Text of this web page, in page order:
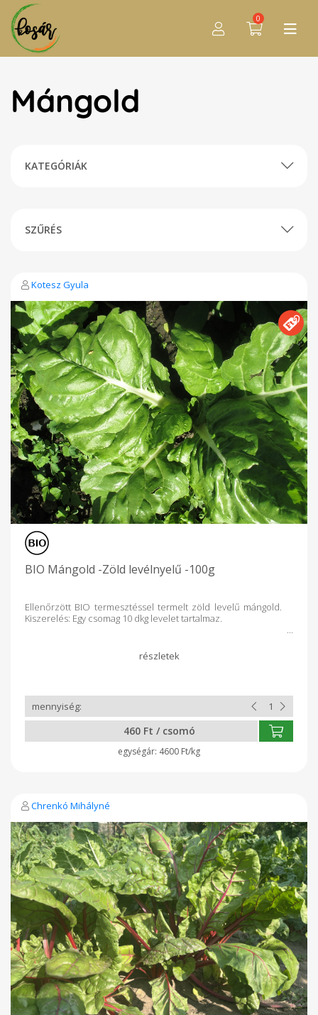
0
Mángold
KATEGÓRIÁK
SZŰRÉS
Kotesz Gyula
BIO Mángold -Zöld levélnyelű -100g
Ellenőrzött BIO termesztéssel termelt zöld levelű mángold.
Kiszerelés: Egy csomag 10 dkg levelet tartalmaz.
460 Ft / csomó
4600 Ft/kg
Chrenkó Mihályné